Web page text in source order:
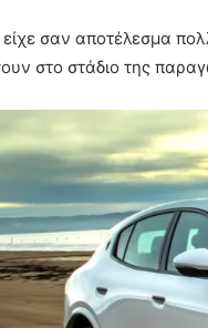
σαν αποτέλεσμα
στο στάδιο της